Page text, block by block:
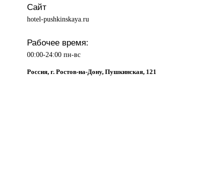
Сайт
hotel-pushkinskaya.ru
Рабочее время:
00:00-24:00 пн-вс
Россия, г. Ростов-на-Дону, Пушкинская, 121